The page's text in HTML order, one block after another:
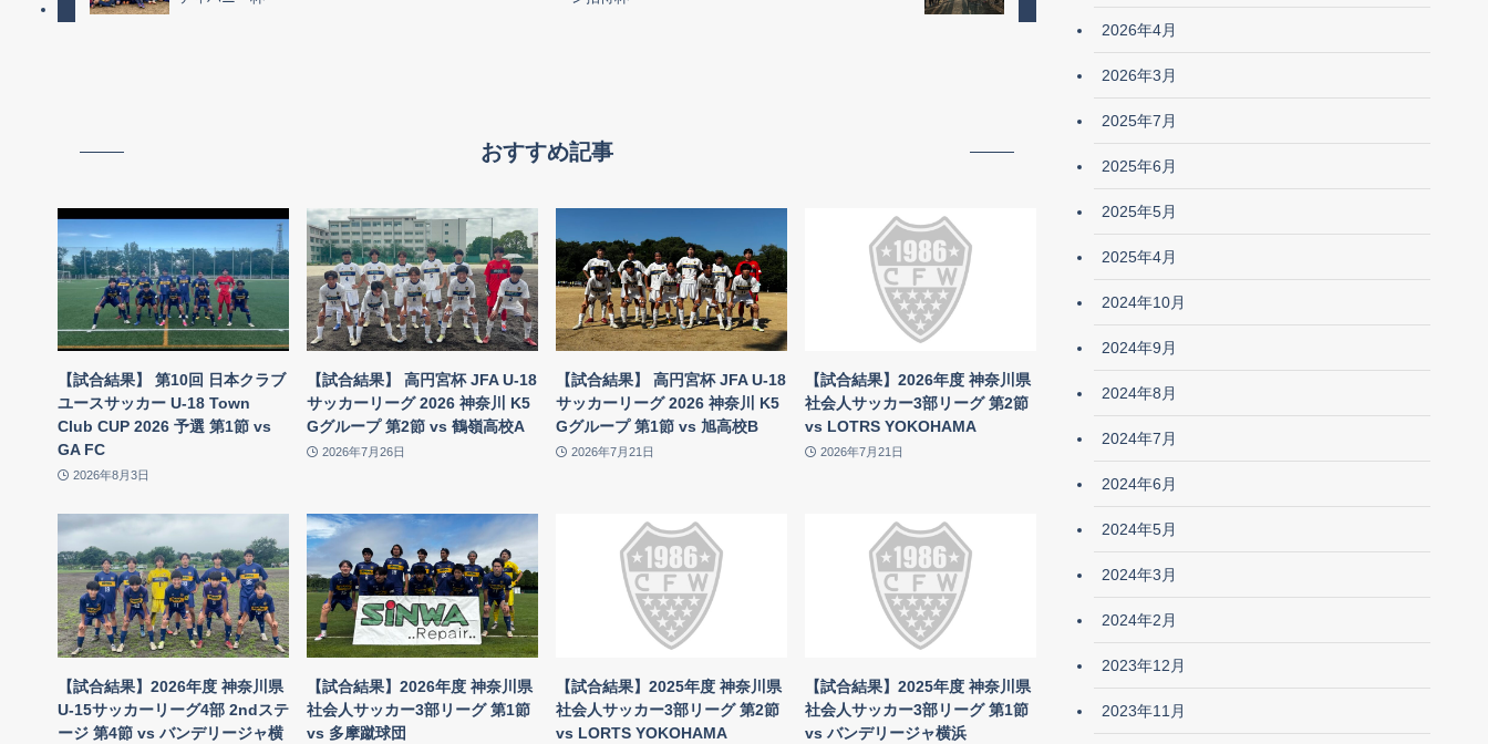
おすすめ記事
【試合結果】 第10回 日本クラブ
ユースサッカー U-18 Town
Club CUP 2026 予選 第1節 vs
GA FC
2026年8月3日
【試合結果】 高円宮杯 JFA U-18
サッカーリーグ 2026 神奈川 K5
Gグループ 第2節 vs 鶴嶺高校A
2026年7月26日
【試合結果】 高円宮杯 JFA U-18
サッカーリーグ 2026 神奈川 K5
Gグループ 第1節 vs 旭高校B
2026年7月21日
【試合結果】2026年度 神奈川県
社会人サッカー3部リーグ 第2節
vs LOTRS YOKOHAMA
2026年7月21日
【試合結果】2026年度 神奈川県
U-15サッカーリーグ4部 2ndステ
ージ 第4節 vs バンデリージャ横
【試合結果】2026年度 神奈川県
社会人サッカー3部リーグ 第1節
vs 多摩蹴球団
【試合結果】2025年度 神奈川県
社会人サッカー3部リーグ 第2節
vs LORTS YOKOHAMA
【試合結果】2025年度 神奈川県
社会人サッカー3部リーグ 第1節
vs バンデリージャ横浜
2026年4月
2026年3月
2025年7月
2025年6月
2025年5月
2025年4月
2024年10月
2024年9月
2024年8月
2024年7月
2024年6月
2024年5月
2024年3月
2024年2月
2023年12月
2023年11月